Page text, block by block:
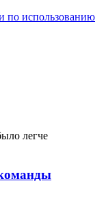
по использованию
легче